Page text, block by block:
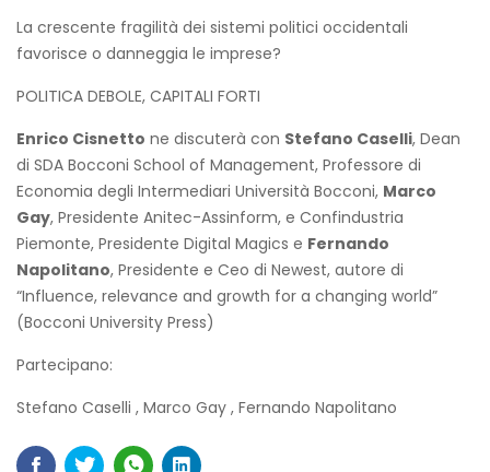
La crescente fragilità dei sistemi politici occidentali
favorisce o danneggia le imprese?
POLITICA DEBOLE, CAPITALI FORTI
Enrico Cisnetto ne discuterà con Stefano Caselli, Dean
di SDA Bocconi School of Management, Professore di
Economia degli Intermediari Università Bocconi, Marco
Gay, Presidente Anitec-Assinform, e Confindustria
Piemonte, Presidente Digital Magics e Fernando
Napolitano, Presidente e Ceo di Newest, autore di
“Influence, relevance and growth for a changing world”
(Bocconi University Press)
Partecipano:
Stefano Caselli , Marco Gay , Fernando Napolitano